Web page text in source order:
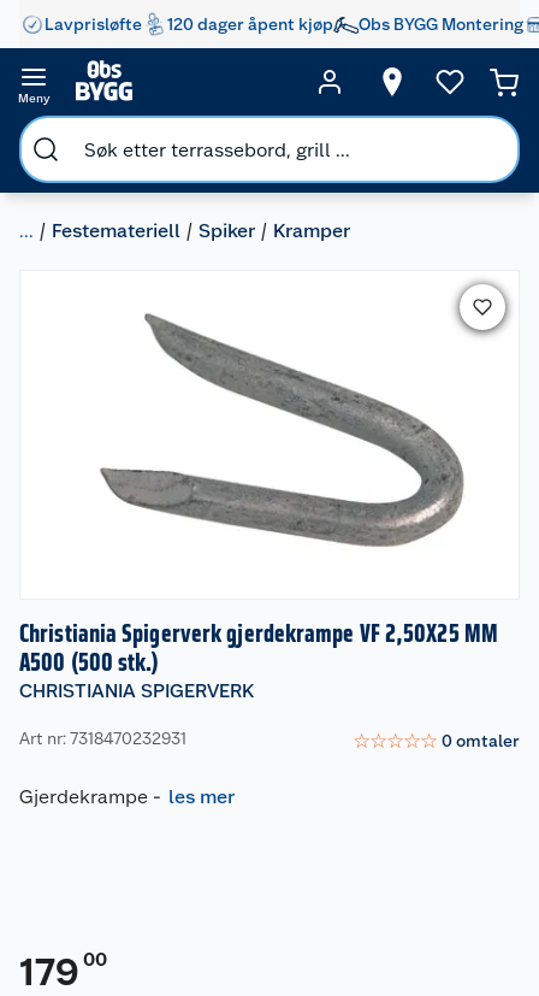
Lavprisløfte 120 dager åpent kjøp Obs BYGG Montering
Meny
... Festemateriell Spiker Kramper
Christiania Spigerverk gjerdekrampe VF 2,50X25 MM
A500 (500 stk.)
CHRISTIANIA SPIGERVERK
Art nr: 7318470232931 ☆☆☆☆☆ 0omtaler
Gjerdekrampe - les mer
179 00